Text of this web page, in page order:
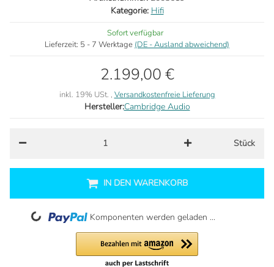
Kategorie: Hifi
Sofort verfügbar
Lieferzeit: 5 - 7 Werktage (DE - Ausland abweichend)
2.199,00 €
inkl. 19% USt. , Versandkostenfreie Lieferung
Hersteller:Cambridge Audio
Stück
IN DEN WARENKORB
Komponenten werden geladen ...